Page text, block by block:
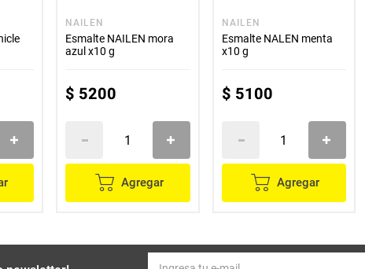
NAILEN
Esmalte NAILEN mora
azul x10 g
$ 5200
Agregar
NAILEN
Esmalte NALEN menta
x10 g
$ 5100
Agregar